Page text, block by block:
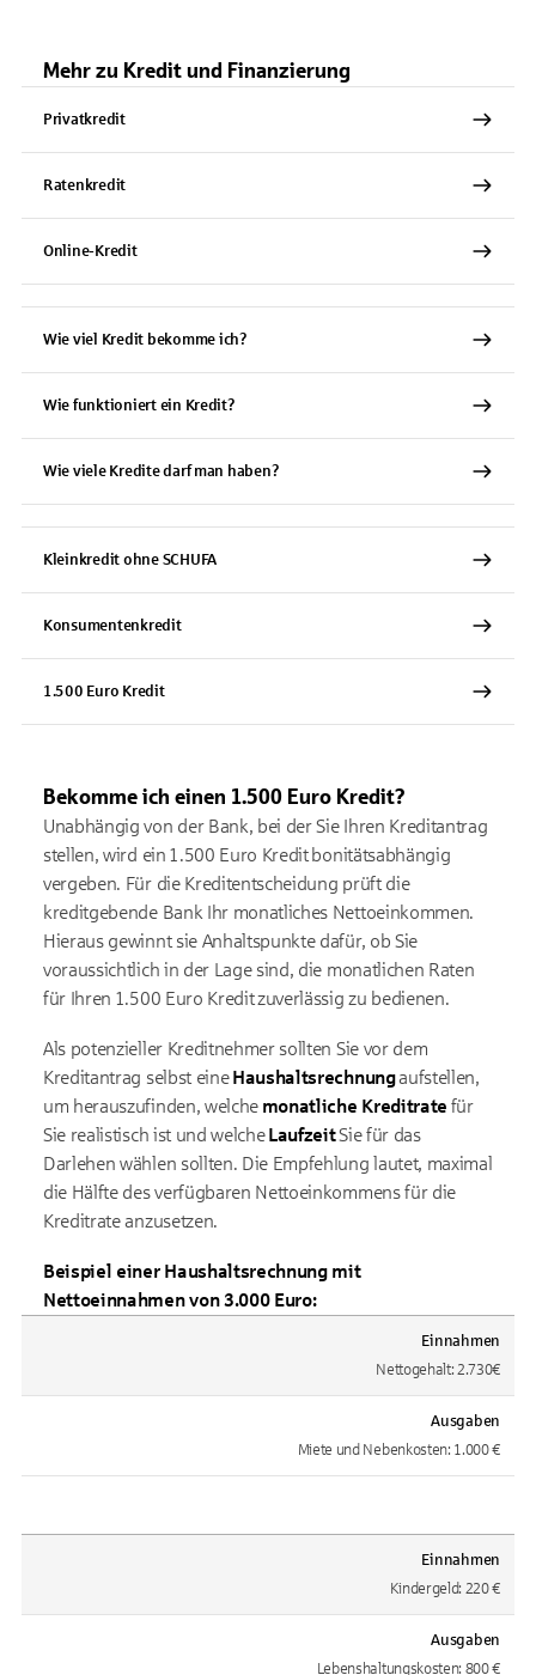
Mehr zu Kredit und Finanzierung
Privatkredit
Ratenkredit
Online-Kredit
Wie viel Kredit bekomme ich?
Wie funktioniert ein Kredit?
Wie viele Kredite darf man haben?
Kleinkredit ohne SCHUFA
Konsumentenkredit
1.500 Euro Kredit
Bekomme ich einen 1.500 Euro Kredit?
Unabhängig von der Bank, bei der Sie Ihren Kreditantrag
stellen, wird ein 1.500 Euro Kredit bonitätsabhängig
vergeben. Für die Kreditentscheidung prüft die
kreditgebende Bank Ihr monatliches Nettoeinkommen.
Hieraus gewinnt sie Anhaltspunkte dafür, ob Sie
voraussichtlich in der Lage sind, die monatlichen Raten
für Ihren 1.500 Euro Kredit zuverlässig zu bedienen.
Als potenzieller Kreditnehmer sollten Sie vor dem
Kreditantrag selbst eineHaushaltsrechnungaufstellen,
um herauszufinden, welche monatliche Kreditrate für
Sie realistisch ist und welcheLaufzeitSie für das
Darlehen wählen sollten. Die Empfehlung lautet, maximal
die Hälfte des verfügbaren Nettoeinkommens für die
Kreditrate anzusetzen.
Beispiel einer Haushaltsrechnung mit
Nettoeinnahmen von 3.000 Euro:
Einnahmen
Nettogehalt: 2.730€
Ausgaben
Miete und Nebenkosten: 1.000 €
Einnahmen
Kindergeld: 220 €
Ausgaben
Lebenshaltungskosten: 800 €